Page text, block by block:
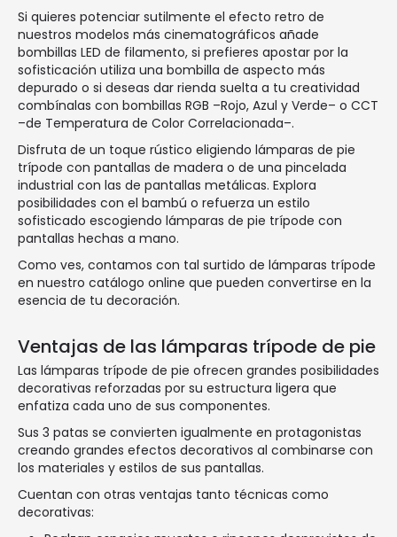
Si quieres potenciar sutilmente el efecto retro de
nuestros modelos más cinematográficos añade
bombillas LED de filamento, si prefieres apostar por la
sofisticación utiliza una bombilla de aspecto más
depurado o si deseas dar rienda suelta a tu creatividad
combínalas con bombillas RGB –Rojo, Azul y Verde– o CCT
–de Temperatura de Color Correlacionada–.
Disfruta de un toque rústico eligiendo lámparas de pie
trípode con pantallas de madera o de una pincelada
industrial con las de pantallas metálicas. Explora
posibilidades con el bambú o refuerza un estilo
sofisticado escogiendo lámparas de pie trípode con
pantallas hechas a mano.
Como ves, contamos con tal surtido de lámparas trípode
en nuestro catálogo online que pueden convertirse en la
esencia de tu decoración.
Ventajas de las lámparas trípode de pie
Las lámparas trípode de pie ofrecen grandes posibilidades
decorativas reforzadas por su estructura ligera que
enfatiza cada uno de sus componentes.
Sus 3 patas se convierten igualmente en protagonistas
creando grandes efectos decorativos al combinarse con
los materiales y estilos de sus pantallas.
Cuentan con otras ventajas tanto técnicas como
decorativas: